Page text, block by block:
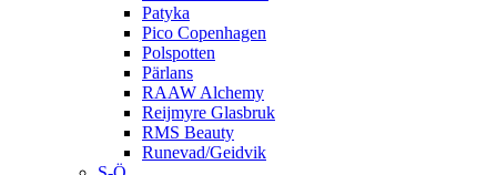
Patyka
Pico Copenhagen
Polspotten
Pärlans
RAAW Alchemy
Reijmyre Glasbruk
RMS Beauty
Runevad/Geidvik